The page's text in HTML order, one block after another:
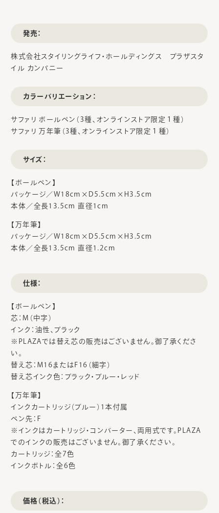
発売：
株式会社スタイリングライフ・ホールディングス プラザスタ
イル カンパニー
カラーバリエーション：
サファリ ボールペン（3種、オンラインストア限定１種）
サファリ 万年筆（3種、オンラインストア限定１種）
サイズ：
【ボールペン】
パッケージ／W18cm×D5.5cm×H3.5cm
本体／全長13.5cm 直径1cm
【万年筆】
パッケージ／W18cm×D5.5cm×H3.5cm
本体／全長13.5cm 直径1.2cm
仕様：
【ボールペン】
芯：M（中字）
インク：油性、ブラック
※PLAZAでは替え芯の販売はございません。御了承くださ
い。
替え芯：M16またはF16（細字）
替え芯インク色：ブラック・ブルー・レッド
【万年筆】
インクカートリッジ（ブルー）1本付属
ペン先：F
※インクはカートリッジ・コンバーター、両用式です。PLAZA
でのインクの販売はございません。御了承ください。
カートリッジ：全7色
インクボトル：全6色
価格（税込）：